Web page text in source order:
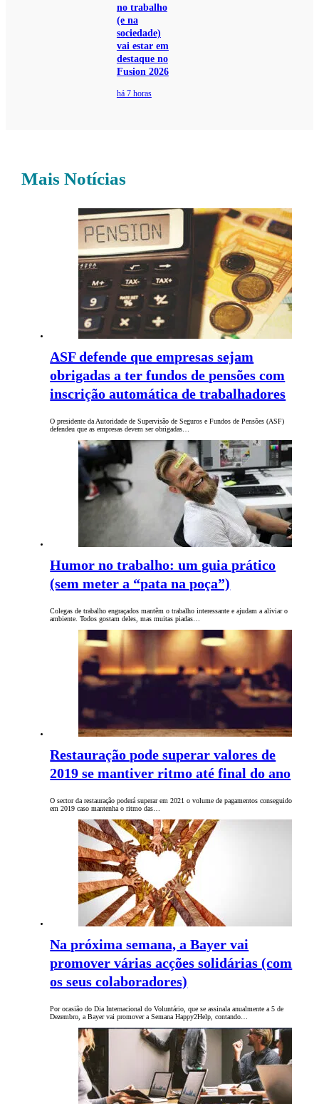
no trabalho
(e na
sociedade)
vai estar em
destaque no
Fusion 2026
há 7 horas
Mais Notícias
ASF defende que empresas sejam
obrigadas a ter fundos de pensões com
inscrição automática de trabalhadores
O presidente da Autoridade de Supervisão de Seguros e Fundos de Pensões (ASF)
defendeu que as empresas devem ser obrigadas…
Humor no trabalho: um guia prático
(sem meter a “pata na poça”)
Colegas de trabalho engraçados mantêm o trabalho interessante e ajudam a aliviar o
ambiente. Todos gostam deles, mas muitas piadas…
Restauração pode superar valores de
2019 se mantiver ritmo até final do ano
O sector da restauração poderá superar em 2021 o volume de pagamentos conseguido
em 2019 caso mantenha o ritmo das…
Na próxima semana, a Bayer vai
promover várias acções solidárias (com
os seus colaboradores)
Por ocasião do Dia Internacional do Voluntário, que se assinala anualmente a 5 de
Dezembro, a Bayer vai promover a Semana Happy2Help, contando…